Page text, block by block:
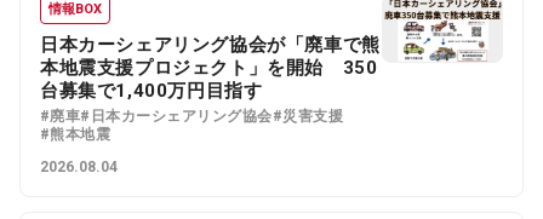
情報BOX
日本カーシェアリング協会が「廃車で熊
本地震支援プロジェクト」を開始 350
台募集で1,400万円目指す
#廃車#日本カーシェアリング協会#災害支援
#熊本地震
2026.08.04